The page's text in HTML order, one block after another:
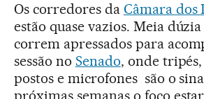
Os corredores da Câmara dos
estão quase vazios. Meia
correm apressados para
sessão no Senado, onde
postos e microfones são o
próximas semanas o foco